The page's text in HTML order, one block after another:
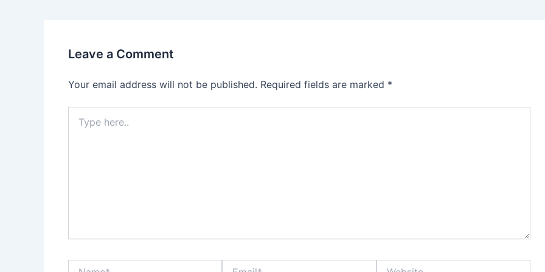
Leave a Comment
Your email address will not be published. Required fields are marked *
here..